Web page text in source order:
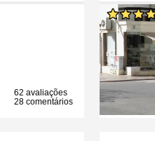
62 avaliações
28 comentários